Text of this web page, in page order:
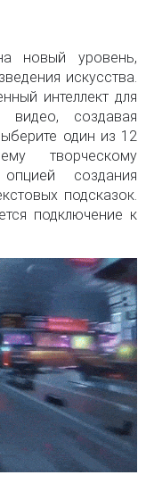
новый уровень,
искусства.
интеллект для
создавая
один из 12
творческому
создания
подсказок.
подключение к